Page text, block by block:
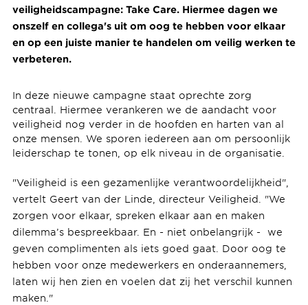
veiligheidscampagne: Take Care. Hiermee dagen we
onszelf en collega's uit om oog te hebben voor elkaar
en op een juiste manier te handelen om veilig werken te
verbeteren.
In deze nieuwe campagne staat oprechte zorg
centraal. Hiermee verankeren we de aandacht voor
veiligheid nog verder in de hoofden en harten van al
onze mensen. We sporen iedereen aan om persoonlijk
leiderschap te tonen, op elk niveau in de organisatie.
"Veiligheid is een gezamenlijke verantwoordelijkheid",
vertelt Geert van der Linde, directeur Veiligheid. "We
zorgen voor elkaar, spreken elkaar aan en maken
dilemma’s bespreekbaar. En - niet onbelangrijk - we
geven complimenten als iets goed gaat. Door oog te
hebben voor onze medewerkers en onderaannemers,
laten wij hen zien en voelen dat zij het verschil kunnen
maken."